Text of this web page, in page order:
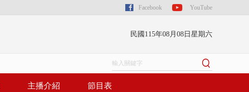
Facebook YouTube
民國115年08月08日星期六
主播介紹 節目表